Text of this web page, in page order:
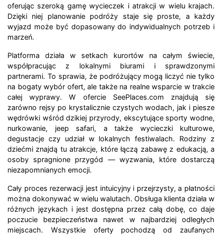
oferując szeroką gamę wycieczek i atrakcji w wielu krajach.
Dzięki niej planowanie podróży staje się proste, a każdy
wyjazd może być dopasowany do indywidualnych potrzeb i
marzeń.
Platforma działa w setkach kurortów na całym świecie,
współpracując z lokalnymi biurami i sprawdzonymi
partnerami. To sprawia, że podróżujący mogą liczyć nie tylko
na bogaty wybór ofert, ale także na realne wsparcie w trakcie
całej wyprawy. W ofercie SeePlaces.com znajdują się
zarówno rejsy po krystalicznie czystych wodach, jak i piesze
wędrówki wśród dzikiej przyrody, ekscytujące sporty wodne,
nurkowanie, jeep safari, a także wycieczki kulturowe,
degustacje czy udział w lokalnych festiwalach. Rodziny z
dziećmi znajdą tu atrakcje, które łączą zabawę z edukacją, a
osoby spragnione przygód — wyzwania, które dostarczą
niezapomnianych emocji.
Cały proces rezerwacji jest intuicyjny i przejrzysty, a płatności
można dokonywać w wielu walutach. Obsługa klienta działa w
różnych językach i jest dostępna przez całą dobę, co daje
poczucie bezpieczeństwa nawet w najbardziej odległych
miejscach. Wszystkie oferty pochodzą od zaufanych